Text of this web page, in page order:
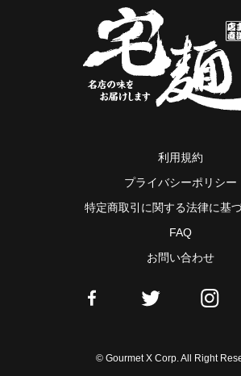
利用規約
プライバシーポリシー
特定商取引に関する法律に基
FAQ
お問い合わせ
© Gourmet X Corp. All Right